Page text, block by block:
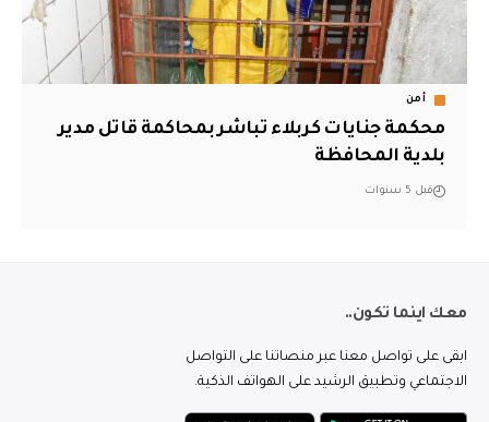
أمن
محكمة جنايات كربلاء تباشر بمحاكمة قاتل مدير
بلدية المحافظة
قبل 5 سنوات
معك اينما تكون..
ابقى على تواصل معنا عبر منصاتنا على التواصل
الاجتماعي وتطبيق الرشيد على الهواتف الذكية.